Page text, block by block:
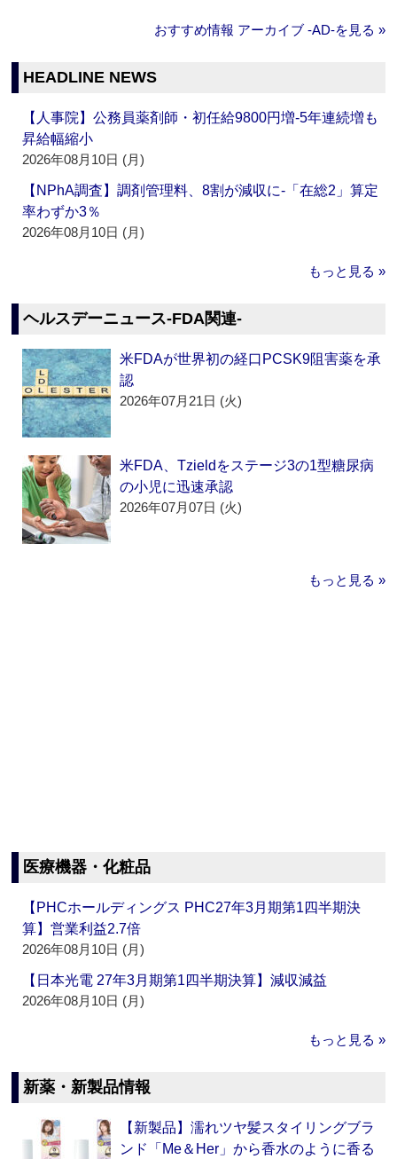
おすすめ情報 アーカイブ ‐AD‐を見る »
HEADLINE NEWS
【人事院】公務員薬剤師・初任給9800円増‐5年連続増も
昇給幅縮小
2026年08月10日 (月)
【NPhA調査】調剤管理料、8割が減収に‐「在総2」算定
率わずか3％
2026年08月10日 (月)
もっと見る »
ヘルスデーニュース‐FDA関連‐
米FDAが世界初の経口PCSK9阻害薬を承
認
2026年07月21日 (火)
米FDA、Tzieldをステージ3の1型糖尿病
の小児に迅速承認
2026年07月07日 (火)
もっと見る »
医療機器・化粧品
【PHCホールディングス PHC27年3月期第1四半期決
算】営業利益2.7倍
2026年08月10日 (月)
【日本光電 27年3月期第1四半期決算】減収減益
2026年08月10日 (月)
もっと見る »
新薬・新製品情報
【新製品】濡れツヤ髪スタイリングブラ
ンド「Me＆Her」から香水のように香る